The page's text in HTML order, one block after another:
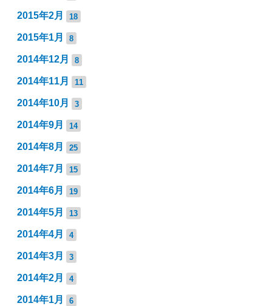
2015年2月 18
2015年1月 8
2014年12月 8
2014年11月 11
2014年10月 3
2014年9月 14
2014年8月 25
2014年7月 15
2014年6月 19
2014年5月 13
2014年4月 4
2014年3月 3
2014年2月 4
2014年1月 6